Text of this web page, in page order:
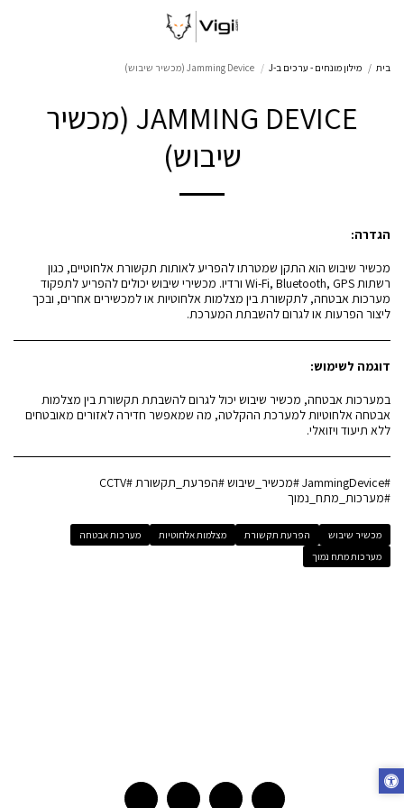
בית מילון מונחים - ערכים ב-J Jamming Device (מכשיר שיבוש)
JAMMING DEVICE (מכשיר
שיבוש)
הגדרה:
מכשיר שיבוש הוא התקן שמטרתו להפריע לאותות תקשורת אלחוטיים, כגון
רשתות Wi-Fi, Bluetooth, GPS ורדיו. מכשירי שיבוש יכולים להפריע לתפקוד
מערכות אבטחה, לתקשורת בין מצלמות אלחוטיות או למכשירים אחרים, ובכך
ליצור הפרעות או לגרום להשבתת המערכת.
דוגמה לשימוש:
במערכות אבטחה, מכשיר שיבוש יכול לגרום להשבתת תקשורת בין מצלמות
אבטחה אלחוטיות למערכת ההקלטה, מה שמאפשר חדירה לאזורים מאובטחים
ללא תיעוד ויזואלי.
#JammingDevice #מכשיר_שיבוש #הפרעת_תקשורת #CCTV
#מערכות_מתח_נמוך
מכשיר שיבוש הפרעת תקשורת מצלמות אלחוטיות
מערכות אבטחה
מערכות מתח נמוך